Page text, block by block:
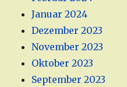
Januar 2024
Dezember 2023
November 2023
Oktober 2023
September 2023